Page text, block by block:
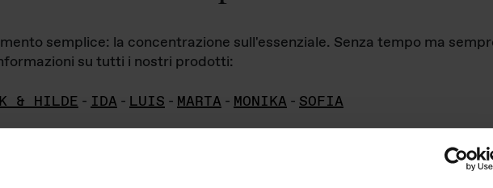
semplice: la concentrazione sull'essenziale. Senza tempo ma
su tutti i nostri prodotti:
& HILDE - IDA - LUIS - MARTA - MONIKA - SOFIA